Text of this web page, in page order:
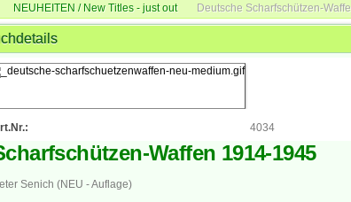
NEUHEITEN / New Titles - just out Deutsche Scharfschützen-
4034
Waffen 1914-1945
Senich (NEU - Auflage)